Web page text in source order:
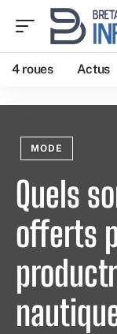
4 roues Actus
MODE
Quels
offerts